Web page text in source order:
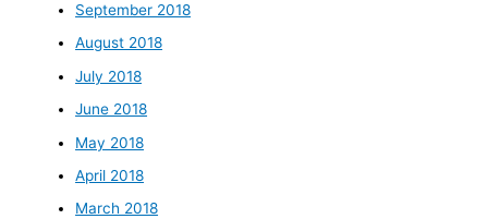
September 2018
August 2018
July 2018
June 2018
May 2018
April 2018
March 2018